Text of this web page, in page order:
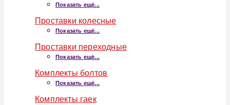
Показать ещё...
Проставки колесные
Показать ещё...
Проставки переходные
Показать ещё...
Комплекты болтов
Показать ещё...
Комплекты гаек